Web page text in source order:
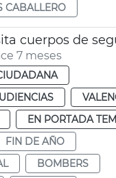
CABALLERO
7 meses
EN PORTADA
FIN DE AÑO
BOMBERS